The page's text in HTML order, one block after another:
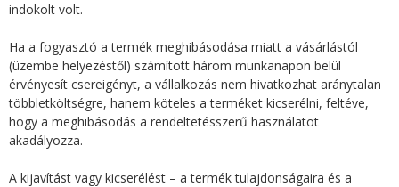
indokolt volt.
Ha a fogyasztó a termék meghibásodása miatt a vásárlástól
(üzembe helyezéstől) számított három munkanapon belül
érvényesít csereigényt, a vállalkozás nem hivatkozhat aránytalan
többletköltségre, hanem köteles a terméket kicserélni, feltéve,
hogy a meghibásodás a rendeltetésszerű használatot
akadályozza.
A kijavítást vagy kicserélést – a termék tulajdonságaira és a